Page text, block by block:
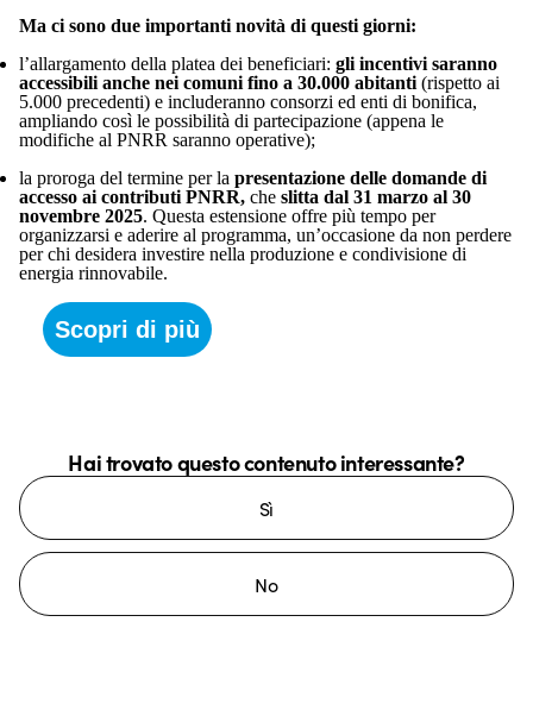
Ma ci sono due importanti novità di questi giorni:
l’allargamento della platea dei beneficiari: gli incentivi saranno
accessibili anche nei comuni fino a 30.000 abitanti (rispetto ai
5.000 precedenti) e includeranno consorzi ed enti di bonifica,
ampliando così le possibilità di partecipazione (appena le
modifiche al PNRR saranno operative);
la proroga del termine per la presentazione delle domande di
accesso ai contributi PNRR, che slitta dal 31 marzo al 30
novembre 2025. Questa estensione offre più tempo per
organizzarsi e aderire al programma, un’occasione da non perdere
per chi desidera investire nella produzione e condivisione di
energia rinnovabile.
Scopri di più
Hai trovato questo contenuto interessante?
Sì
No